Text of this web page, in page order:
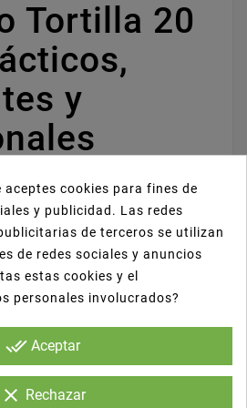
Tortilla 20
y
de 20 cm están
para la cocción y
quiches y platos
ligera, resistente y lista
eficiencia en cocina y
aceptes cookies para fines de
y publicidad. Las redes
de terceros se utilizan
de redes sociales y anuncios
estas cookies y el
personales involucrados?
done_all Aceptar
clear Rechazar